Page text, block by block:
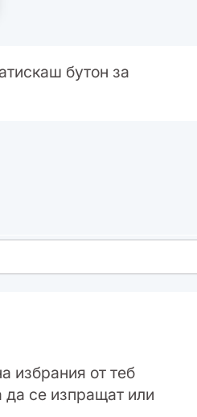
бутон за
избрания от теб
да се изпращат или